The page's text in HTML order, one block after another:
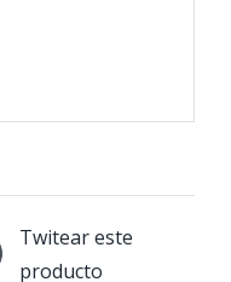
Twitear este
producto